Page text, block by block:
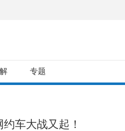
专题
车大战又起！